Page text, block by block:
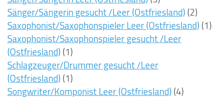
Sänger/Sängerin gesucht /Leer (Ostfriesland)(2)
Saxophonist/Saxophonspieler Leer (Ostfriesland)(1)
Saxophonist/Saxophonspieler gesucht /Leer
(Ostfriesland)(1)
Schlagzeuger/Drummer gesucht /Leer
(Ostfriesland)(1)
Songwriter/Komponist Leer (Ostfriesland)(4)